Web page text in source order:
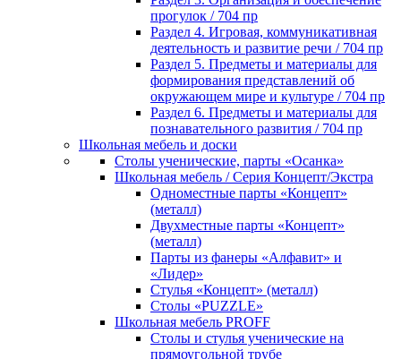
прогулок / 704 пр
Раздел 4. Игровая, коммуникативная
деятельность и развитие речи / 704 пр
Раздел 5. Предметы и материалы для
формирования представлений об
окружающем мире и культуре / 704 пр
Раздел 6. Предметы и материалы для
познавательного развития / 704 пр
Школьная мебель и доски
Столы ученические, парты «Осанка»
Школьная мебель / Серия Концепт/Экстра
Одноместные парты «Концепт»
(металл)
Двухместные парты «Концепт»
(металл)
Парты из фанеры «Алфавит» и
«Лидер»
Стулья «Концепт» (металл)
Столы «PUZZLE»
Школьная мебель PROFF
Столы и стулья ученические на
прямоугольной трубе